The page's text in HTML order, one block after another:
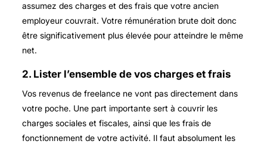
assumez des charges et des frais que votre ancien
employeur couvrait. Votre rémunération brute doit donc
être significativement plus élevée pour atteindre le même
net.
2. Lister l’ensemble de vos charges et frais
Vos revenus de freelance ne vont pas directement dans
votre poche. Une part importante sert à couvrir les
charges sociales et fiscales, ainsi que les frais de
fonctionnement de votre activité. Il faut absolument les